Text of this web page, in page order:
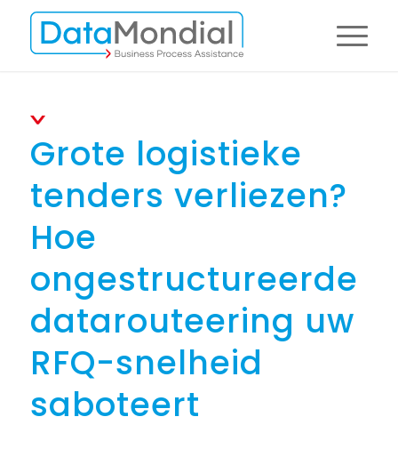
Grote logistieke
tenders verliezen?
Hoe
ongestructureerde
datarouteering uw
RFQ-snelheid
saboteert